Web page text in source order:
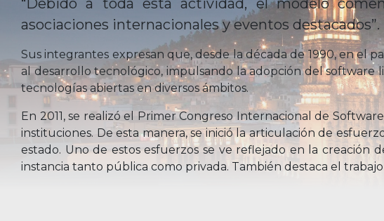
“Debido a toda esta actividad, el modelo
asociaciones internacionales y eventos destacados”.
Sus integrantes expresan que, desde la década de 1990, en el
al desarrollo tecnológico, impulsando la adopción del software
tecnologías abiertas en diversos ámbitos.
En 2011, se realizó el Primer Congreso Internacional de
instituciones. De esta manera, se inició la articulación de
estado. Uno de estos esfuerzos se ve reflejado en la
instancia tanto pública como privada. También destaca el